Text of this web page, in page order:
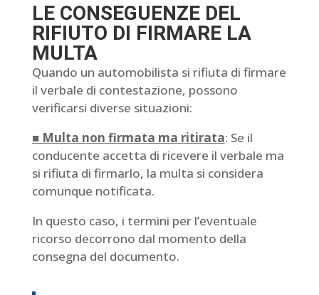
LE CONSEGUENZE DEL
RIFIUTO DI FIRMARE LA
MULTA
Quando un automobilista si rifiuta di firmare
il verbale di contestazione, possono
verificarsi diverse situazioni:
■ Multa non firmata ma ritirata: Se il
conducente accetta di ricevere il verbale ma
si rifiuta di firmarlo, la multa si considera
comunque notificata.
In questo caso, i termini per l’eventuale
ricorso decorrono dal momento della
consegna del documento.